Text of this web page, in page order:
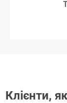
Клієнти,